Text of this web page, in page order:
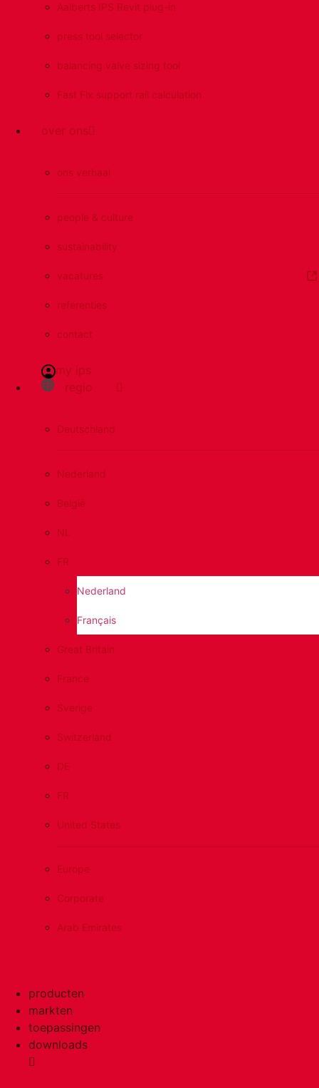
Aalberts IPS Revit plug-in
press tool selector
balancing valve sizing tool
Fast Fix support rail calculation
over ons
ons verhaal
people & culture
sustainability
vacatures
referenties
contact
my ips
regio
Deutschland
Nederland
België
NL
FR
Nederland
Français
Great Britain
France
Sverige
Switzerland
DE
FR
United States
Europe
Corporate
Arab Emirates
producten
markten
toepassingen
downloads